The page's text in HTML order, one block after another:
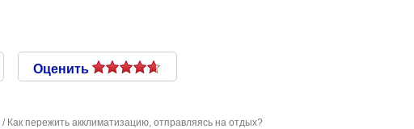
Оценить
/ Как пережить акклиматизацию, отправляясь на отдых?